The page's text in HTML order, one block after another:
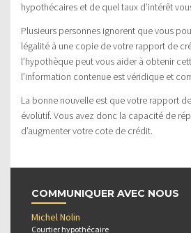
hypothécaires et de quel taux d’intérêt
Plusieurs personnes ignorent que vous
légalité à une copie de votre rapport de
l’hypothèque peut vous aider à obtenir
l’information contenue est véridique et
La bonne nouvelle est que votre rapport
évolutif. Vous avez donc la capacité de
d’augmenter votre cote de crédit.
COMMUNIQUER AVEC NOUS
Michel Nolin
Courtier hypothécaire